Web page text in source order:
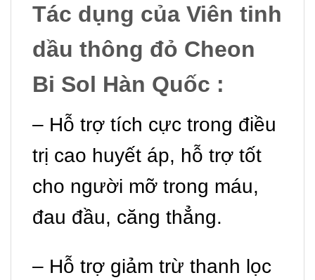
Tác dụng của Viên tinh
dầu thông đỏ Cheon
Bi Sol Hàn Quốc :
– Hỗ trợ tích cực trong điều
trị cao huyết áp, hỗ trợ tốt
cho người mỡ trong máu,
đau đầu, căng thẳng.
– Hỗ trợ giảm trừ thanh lọc